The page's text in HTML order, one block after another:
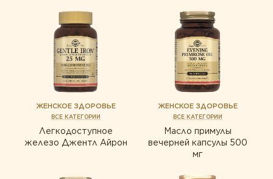
ТИПЫ ПРОДУКТА
Белки и аминокислоты
Витамины
Жирные кислоты
Комплексы
Для женщин
Для мужчин
Витамины
Жирные кислоты
ЖЕНСКОЕ ЗДОРОВЬЕ
ВСЕ КАТЕГОРИИ
Легкодоступное
железо Джентл Айрон
ЖЕНСКОЕ ЗДОРОВЬЕ
ВСЕ КАТЕГОРИИ
Масло примулы
вечерней капсулы 500
мг